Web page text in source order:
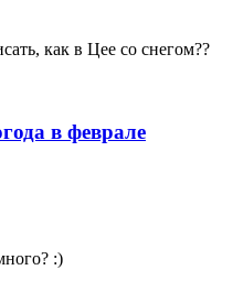
как в Цее со снегом??
в феврале
:)